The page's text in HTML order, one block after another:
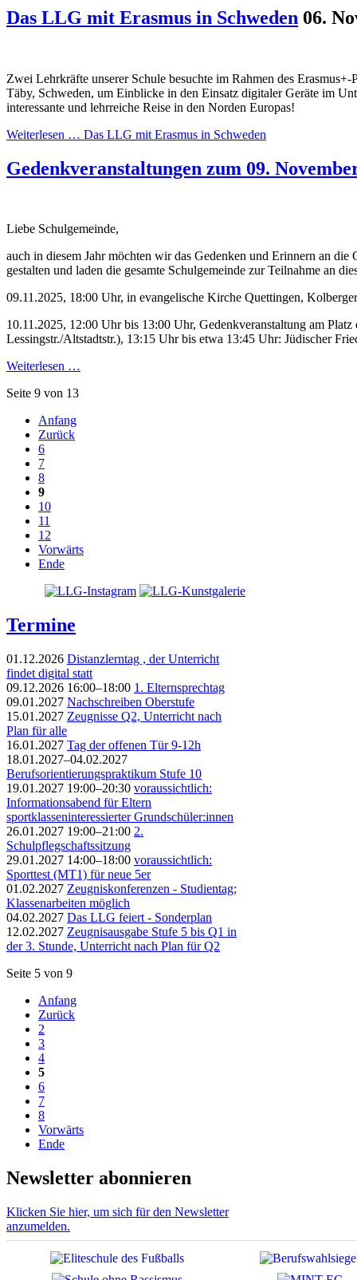
Das LLG mit Erasmus in Schweden 06.
Zwei Lehrkräfte unserer Schule besuchte im Rahmen des Erasmus+-
Täby, Schweden, um Einblicke in den Einsatz digitaler Geräte im
interessante und lehrreiche Reise in den Norden Europas!
Weiterlesen … Das LLG mit Erasmus in Schweden
Gedenkveranstaltungen zum 09.
Liebe Schulgemeinde,
auch in diesem Jahr möchten wir das Gedenken und Erinnern an die
gestalten und laden die gesamte Schulgemeinde zur Teilnahme an
09.11.2025, 18:00 Uhr, in evangelische Kirche Quettingen,
10.11.2025, 12:00 Uhr bis 13:00 Uhr, Gedenkveranstaltung am Platz
Lessingstr./Altstadtstr.), 13:15 Uhr bis etwa 13:45 Uhr: Jüdischer
Weiterlesen …
Seite 9 von 13
Anfang
Zurück
6
7
8
9
10
11
12
Vorwärts
Ende
Termine
01.12.2026 Distanzlerntag , der Unterricht
findet digital statt
09.12.2026 16:00–18:00 1. Elternsprechtag
09.01.2027 Nachschreiben Oberstufe
15.01.2027 Zeugnisse Q2, Unterricht nach
Plan für alle
16.01.2027 Tag der offenen Tür 9-12h
18.01.2027–04.02.2027
Berufsorientierungspraktikum Stufe 10
19.01.2027 19:00–20:30 voraussichtlich:
Informationsabend für Eltern
sportklasseninteressierter Grundschüler:innen
26.01.2027 19:00–21:00 2.
Schulpflegschaftssitzung
29.01.2027 14:00–18:00 voraussichtlich:
Sporttest (MT1) für neue 5er
01.02.2027 Zeugniskonferenzen - Studientag;
Klassenarbeiten möglich
04.02.2027 Das LLG feiert - Sonderplan
12.02.2027 Zeugnisausgabe Stufe 5 bis Q1 in
der 3. Stunde, Unterricht nach Plan für Q2
Seite 5 von 9
Anfang
Zurück
2
3
4
5
6
7
8
Vorwärts
Ende
Newsletter abonnieren
Klicken Sie hier, um sich für den Newsletter
anzumelden.